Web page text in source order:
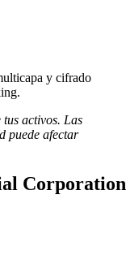
y cifrado
activos. Las
puede afectar
Corporation